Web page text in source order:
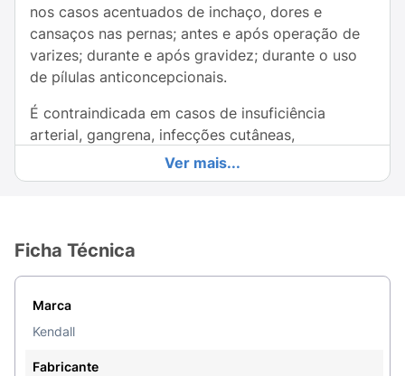
nos casos acentuados de inchaço, dores e
cansaços nas pernas; antes e após operação de
varizes; durante e após gravidez; durante o uso
de pílulas anticoncepcionais.
É contraindicada em casos de insuficiência
arterial, gangrena, infecções cutâneas,
dermatoses úmidas, enxertia de pele em
cicatrização e úlcera varicosa aberta.
não há inchaço das pernas.Para escolher o
tamanho adequado da sua meia Kendall, meça as
circunferências:
Tornozelo:
maléolo (aquele osso redondo na lateral do pé).
Ver mais...
Ficha Técnica
Marca
Kendall
Fabricante